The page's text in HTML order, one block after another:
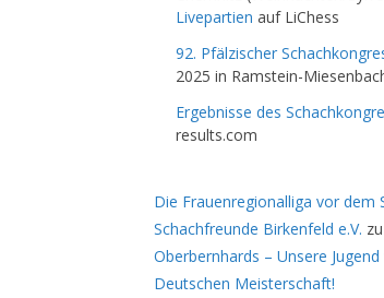
Livepartien auf LiChess
92. Pfälzischer
2025 in Ramstein-
Ergebnisse des
results.com
Die Frauenregionalliga vor dem
Schachfreunde Birkenfeld e.V. zu
Oberbernhards – Unsere
Deutschen Meisterschaft!